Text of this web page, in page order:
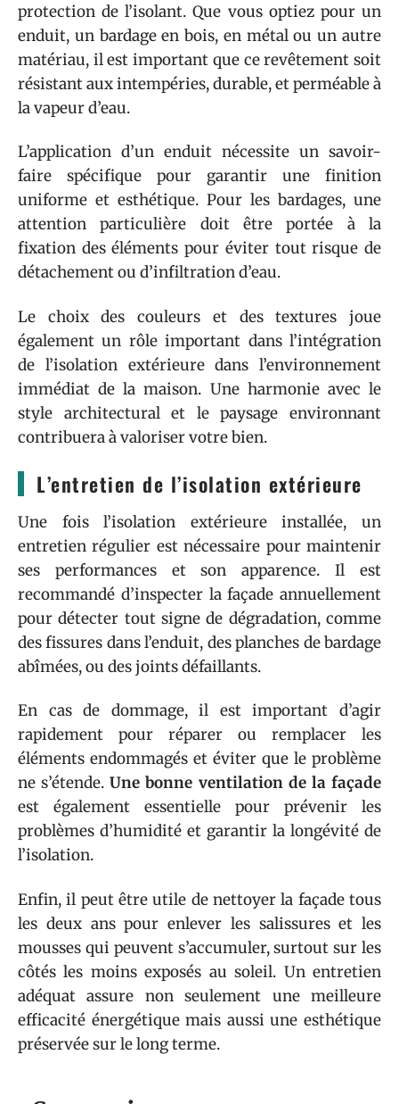
protection de l’isolant. Que vous optiez pour un
enduit, un bardage en bois, en métal ou un autre
matériau, il est important que ce revêtement soit
résistant aux intempéries, durable, et perméable à
la vapeur d’eau.
L’application d’un enduit nécessite un savoir-
faire spécifique pour garantir une finition
uniforme et esthétique. Pour les bardages, une
attention particulière doit être portée à la
fixation des éléments pour éviter tout risque de
détachement ou d’infiltration d’eau.
Le choix des couleurs et des textures joue
également un rôle important dans l’intégration
de l’isolation extérieure dans l’environnement
immédiat de la maison. Une harmonie avec le
style architectural et le paysage environnant
contribuera à valoriser votre bien.
L’entretien de l’isolation extérieure
Une fois l’isolation extérieure installée, un
entretien régulier est nécessaire pour maintenir
ses performances et son apparence. Il est
recommandé d’inspecter la façade annuellement
pour détecter tout signe de dégradation, comme
des fissures dans l’enduit, des planches de bardage
abîmées, ou des joints défaillants.
En cas de dommage, il est important d’agir
rapidement pour réparer ou remplacer les
éléments endommagés et éviter que le problème
ne s’étende.Une bonne ventilation de la façade
est également essentielle pour prévenir les
problèmes d’humidité et garantir la longévité de
l’isolation.
Enfin, il peut être utile de nettoyer la façade tous
les deux ans pour enlever les salissures et les
mousses qui peuvent s’accumuler, surtout sur les
côtés les moins exposés au soleil. Un entretien
adéquat assure non seulement une meilleure
efficacité énergétique mais aussi une esthétique
préservée sur le long terme.